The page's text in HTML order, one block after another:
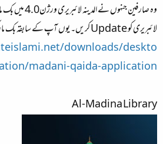
وہ صارفین
لائبریری کو Update کریں۔ یوں آپ کے سابقہ بک مارک بھی موجود رہیں گے۔
downloads/deskto
madani-qaida-application
Al-Madina Library